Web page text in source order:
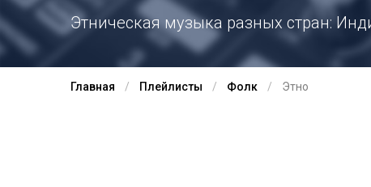
Этническая музыка разных стран:
Главная Плейлисты Фолк Этно